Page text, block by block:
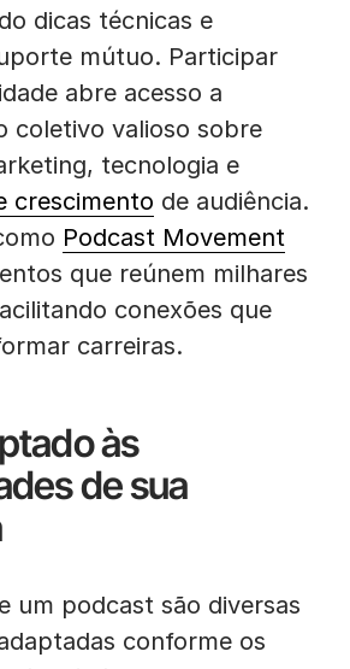
dicas técnicas e
mútuo. Participar
abre acesso a
coletivo valioso sobre
tecnologia e
crescimento de audiência.
Podcast Movement
que reúnem milhares
conexões que
carreiras.
às
de sua
um podcast são diversas
conforme os